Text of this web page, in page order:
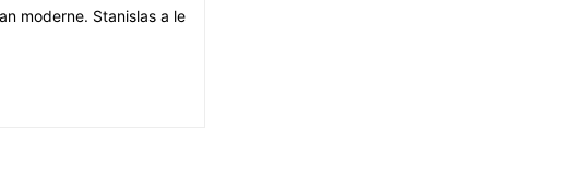
moderne. Stanislas a le